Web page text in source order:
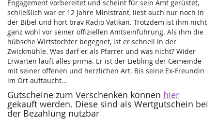
Engagement vorbereitet und scheint für sein Amt gerüstet,
schließlich war er 12 Jahre Ministrant, liest auch nur noch in
der Bibel und hört brav Radio Vatikan. Trotzdem ist ihm nicht
ganz wohl vor seiner offiziellen Amtseinführung. Als ihm die
hübsche Wirtstochter begegnet, ist er schnell in der
Zwickmühle. Was darf er als Pfarrer und was nicht? Wider
Erwarten läuft alles prima. Er ist der Liebling der Gemeinde
mit seiner offenen und herzlichen Art. Bis seine Ex-Freundin
im Ort auftaucht...
Gutscheine zum Verschenken können hier
gekauft werden. Diese sind als Wertgutschein bei
der Bezahlung nutzbar